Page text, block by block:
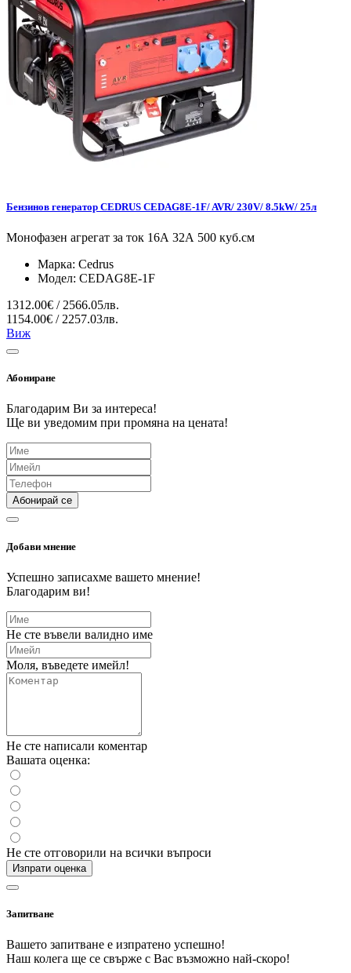
Бензинов генератор CEDRUS CEDAG8E-1F/ AVR/ 230V/ 8.5kW/ 25л
Монофазен агрегат за ток 16А 32А 500 куб.см
Марка: Cedrus
Модел: CEDAG8E-1F
1312.00€ / 2566.05лв.
1154.00€ / 2257.03лв.
Виж
Абониране
Благодарим Ви за интереса!
Ще ви уведомим при промяна на цената!
Абонирай се
Добави мнение
Успешно записахме вашето мнение!
Благодарим ви!
Не сте въвели валидно име
Моля, въведете имейл!
Не сте написали коментар
Вашата оценка:
Не сте отговорили на всички въпроси
Изпрати оценка
Запитване
Вашето запитване е изпратено успешно!
Наш колега ще се свърже с Вас възможно най-скоро!